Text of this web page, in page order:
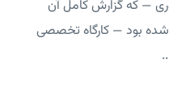
— که گزارش کامل آن
بود — کارگاه تخصصی